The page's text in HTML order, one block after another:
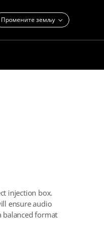
Промените земљу
injection box.
ensure audio
balanced format